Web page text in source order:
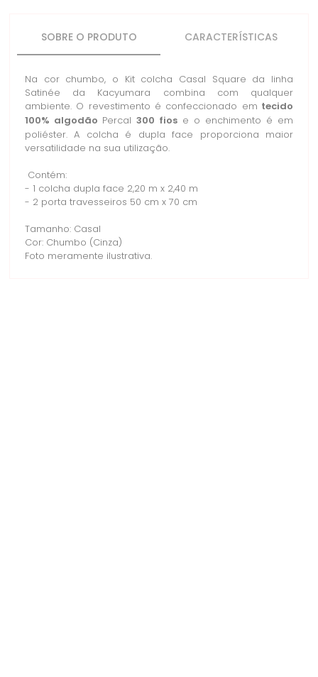
SOBRE O PRODUTO CARACTERÍSTICAS
Na cor chumbo, o Kit colcha Casal Square da linha
Satinée da Kacyumara combina com qualquer
ambiente. O revestimento é confeccionado em tecido
100% algodão Percal 300 fios e o enchimento é em
poliéster. A colcha é dupla face proporciona maior
versatilidade na sua utilização.
Contém:
- 1 colcha dupla face 2,20 m x 2,40 m
- 2 porta travesseiros 50 cm x 70 cm
Tamanho: Casal
Cor: Chumbo (Cinza)
Foto meramente ilustrativa.